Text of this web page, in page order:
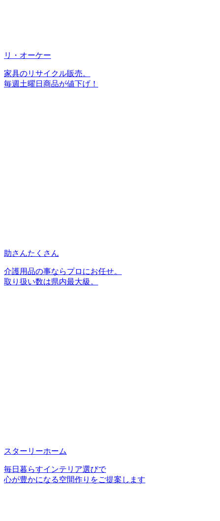
リ・オーケー
家具のリサイクル販売。
毎週土曜日商品が値下げ！
助さんたくさん
介護用品の事ならプロにお任せ。
取り扱い数は県内最大級。
スターリーホーム
毎日暮らすインテリア選びで
心が豊かになる空間作りをご提案します